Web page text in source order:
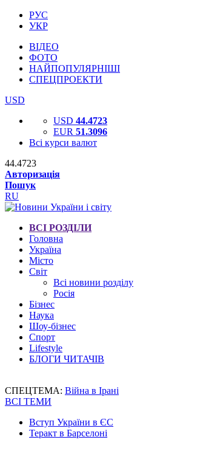
РУС
УКР
ВІДЕО
ФОТО
НАЙПОПУЛЯРНІШІ
СПЕЦПРОЕКТИ
USD
USD 44.4723
EUR 51.3096
Всі курси валют
44.4723
Авторизація
Пошук
RU
ВСІ РОЗДІЛИ
Головна
Україна
Місто
Світ
Всі новини розділу
Росія
Бізнес
Наука
Шоу-бізнес
Спорт
Lifestyle
БЛОГИ ЧИТАЧІВ
СПЕЦТЕМА: Війна в Ірані
ВСІ ТЕМИ
Вступ України в ЄС
Теракт в Барселоні